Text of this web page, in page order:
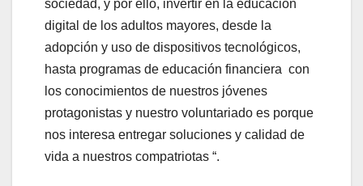
sociedad, y por ello, invertir en la educación
digital de los adultos mayores, desde la
adopción y uso de dispositivos tecnológicos,
hasta programas de educación financiera con
los conocimientos de nuestros jóvenes
protagonistas y nuestro voluntariado es porque
nos interesa entregar soluciones y calidad de
vida a nuestros compatriotas “.